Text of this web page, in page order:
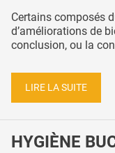
Certains composés
d’améliorations de
conclusion, ou la
LIRE LA SUITE
HYGIÈNE